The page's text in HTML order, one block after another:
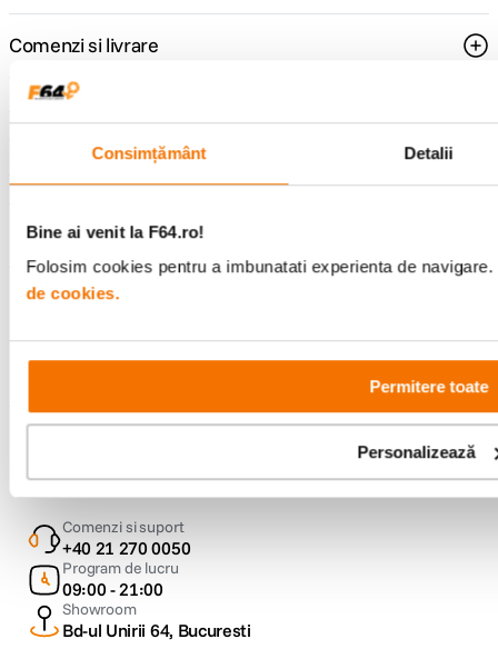
Consimțământ Detalii
Bine ai venit la F64.ro!
Folosim cookies pentru a imbunatati experienta de
de cookies.
Permitere toate
Personalizează
Comenzi si livrare
Suport
Service si garantii
F64 Studio
Comenzi si suport
+40 21 270 0050
Program de lucru
09:00 - 21:00
Showroom
Bd-ul Unirii 64, Bucuresti